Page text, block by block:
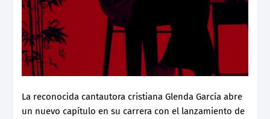
La reconocida cantautora cristiana Glenda García abre
un nuevo capítulo en su carrera con el lanzamiento de